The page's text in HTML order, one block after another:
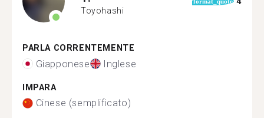
Toyohashi
PARLA CORRENTEMENTE
Giapponese Inglese
IMPARA
Cinese (semplificato)